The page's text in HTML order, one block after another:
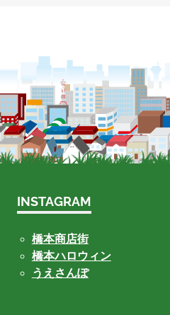
INSTAGRAM
橋本商店街
橋本ハロウィン
うえさんぽ